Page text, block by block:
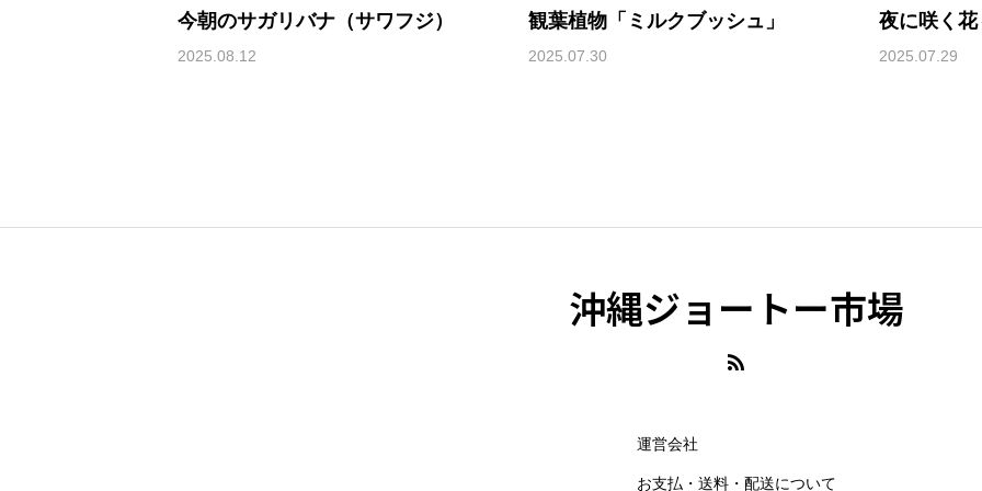
今朝のサガリバナ（サワフジ）
2025.08.12
観葉植物「ミルクブッシュ」
2025.07.30
夜に咲く
2025.07.29
沖縄ジョートー市場
運営会社
お支払・送料・配送について